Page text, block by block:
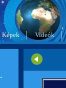
Képek Videók